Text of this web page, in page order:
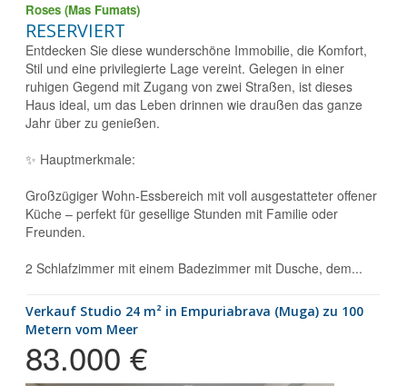
Roses (Mas Fumats)
RESERVIERT
Entdecken Sie diese wunderschöne Immobilie, die Komfort,
Stil und eine privilegierte Lage vereint. Gelegen in einer
ruhigen Gegend mit Zugang von zwei Straßen, ist dieses
Haus ideal, um das Leben drinnen wie draußen das ganze
Jahr über zu genießen.
✨ Hauptmerkmale:
Großzügiger Wohn-Essbereich mit voll ausgestatteter offener
Küche – perfekt für gesellige Stunden mit Familie oder
Freunden.
2 Schlafzimmer mit einem Badezimmer mit Dusche, dem...
Verkauf Studio 24 m² in Empuriabrava (Muga) zu 100
Metern vom Meer
83.000 €